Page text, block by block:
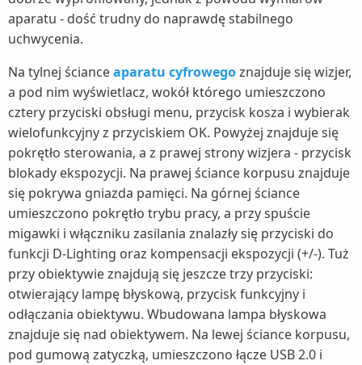
aparatu - dość trudny do naprawdę stabilnego
uchwycenia.
Na tylnej ścianceaparatu cyfrowegoznajduje się wizjer,
a pod nim wyświetlacz, wokół którego umieszczono
cztery przyciski obsługi menu, przycisk kosza i wybierak
wielofunkcyjny z przyciskiem OK. Powyżej znajduje się
pokrętło sterowania, a z prawej strony wizjera - przycisk
blokady ekspozycji. Na prawej ściance korpusu znajduje
się pokrywa gniazda pamięci. Na górnej ściance
umieszczono pokrętło trybu pracy, a przy spuście
migawki i włączniku zasilania znalazły się przyciski do
funkcji D-Lighting oraz kompensacji ekspozycji (+/-). Tuż
przy obiektywie znajdują się jeszcze trzy przyciski:
otwierający lampę błyskową, przycisk funkcyjny i
odłączania obiektywu. Wbudowana lampa błyskowa
znajduje się nad obiektywem. Na lewej ściance korpusu,
pod gumową zatyczką, umieszczono łącze USB 2.0 i